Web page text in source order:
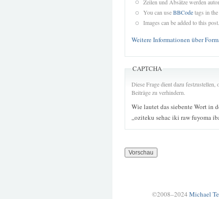
Zeilen und Absätze werden
You can useBBCodetags in
Images can be added to this post.
Weitere Informationen über
CAPTCHA
Diese Frage dient dazu
Beiträge zu verhindern.
Wie lautet das siebente Wort in
„oziteku sehac iki raw fuyoma
©2008–2024 Michael